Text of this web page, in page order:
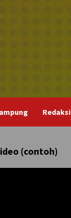
Redaksi
(contoh)